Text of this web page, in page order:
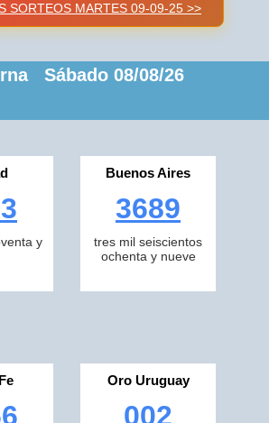
SORTEOS MARTES 09-09-25 >>
Sábado 08/08/26
y
Buenos Aires
3689
tres mil seiscientos
ochenta y nueve
Oro Uruguay
002